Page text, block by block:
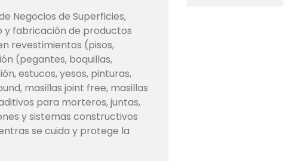
Negocios de Superficies,
y fabricación de productos
revestimientos (pisos,
(pegantes, boquillas,
estucos, yesos, pinturas,
masillas joint free, masillas
para morteros, juntas,
y sistemas constructivos
se cuida y protege la